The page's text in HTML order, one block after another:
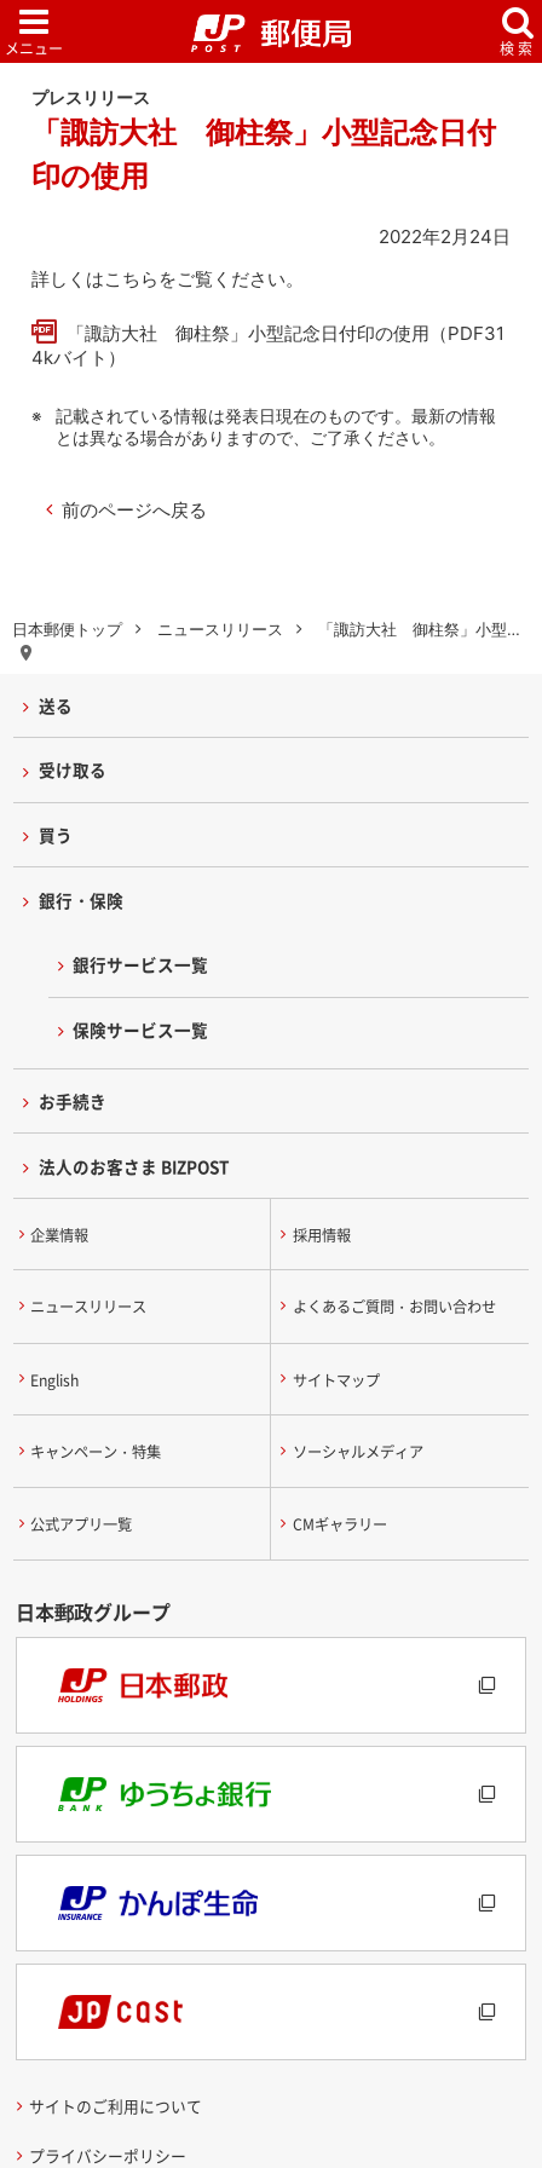
日本郵便トップ ニュースリリース 「諏訪大社 御柱祭」小型…
プレスリリース
「諏訪大社 御柱祭」小型記念日付
印の使用
2022年2月24日
詳しくはこちらをご覧ください。
「諏訪大社 御柱祭」小型記念日付印の使用（PDF31
4kバイト）
記載されている情報は発表日現在のものです。最新の情報
とは異なる場合がありますので、ご了承ください。
前のページへ戻る
送る
受け取る
買う
銀行・保険
銀行サービス一覧
保険サービス一覧
お手続き
法人のお客さま BIZPOST
企業情報 採用情報
ニュースリリース よくあるご質問・お問い合わせ
English サイトマップ
キャンペーン・特集 ソーシャルメディア
公式アプリ一覧 CMギャラリー
サイトのご利用について
プライバシーポリシー